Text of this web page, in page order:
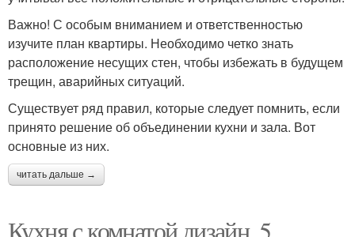
Важно! С особым вниманием и ответственностью
изучите план квартиры. Необходимо четко знать
расположение несущих стен, чтобы избежать в будущем
трещин, аварийных ситуаций.
Существует ряд правил, которые следует помнить, если
принято решение об объединении кухни и зала. Вот
основные из них.
читать дальше →
Кухня с комнатой дизайн. 5